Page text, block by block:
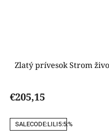
Zlatý prívesok Strom
€205,15
SALECODE:LILI5:5:%